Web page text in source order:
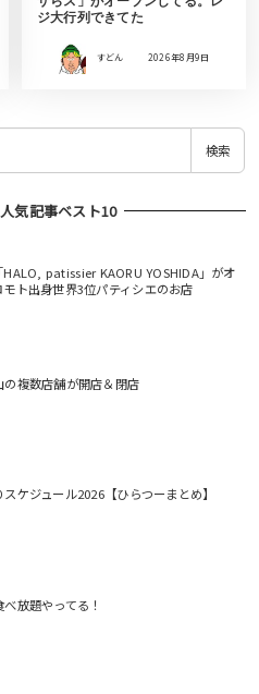
ジ大行列できてた
すどん 2026年8月9日
検索
気記事ベスト10
HALO, patissier KAORU YOSHIDA」がオ
ト出身世界3位パティシエのお店
の複数店舗が開店＆閉店
ケジュール2026【ひらつーまとめ】
放題やってる！